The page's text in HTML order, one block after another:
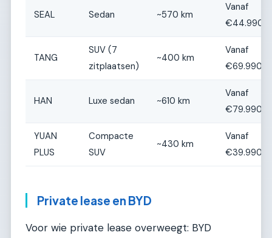
SEAL Sedan ~570 km
Vanaf
€44.990
TANG
SUV (7
zitplaatsen)
~400 km
Vanaf
€69.990
HAN Luxe sedan ~610 km
Vanaf
€79.990
YUAN
PLUS
Compacte
SUV
~430 km
Vanaf
€39.990
Private lease en BYD
Voor wie private lease overweegt: BYD